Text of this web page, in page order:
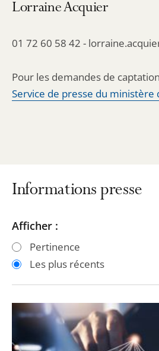
Lorraine Acquier
01 72 60 58 42 -
Pour les demandes de
Service de presse du ministère
Informations presse
Passer
les
filtres
après
Passer
les
filtres
avant
Afficher :
Pertinence
Les plus récents
S’engager
dans
l’intelligence